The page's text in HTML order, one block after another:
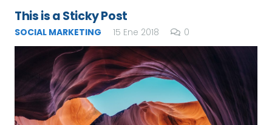
This is a Sticky Post
SOCIAL MARKETING 15 Ene 2018 0